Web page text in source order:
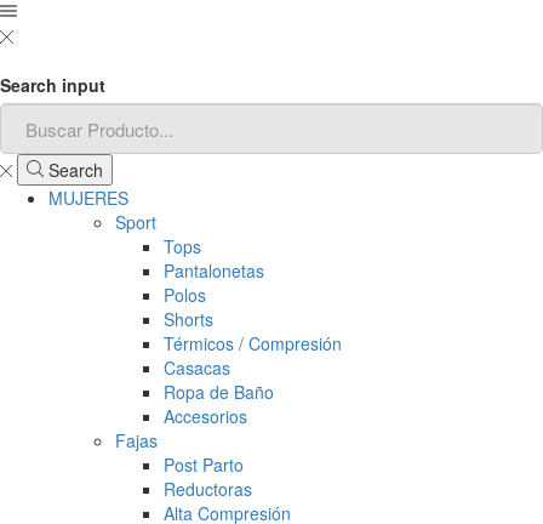
Search input
Search
MUJERES
Sport
Tops
Pantalonetas
Polos
Shorts
Térmicos / Compresión
Casacas
Ropa de Baño
Accesorios
Fajas
Post Parto
Reductoras
Alta Compresión